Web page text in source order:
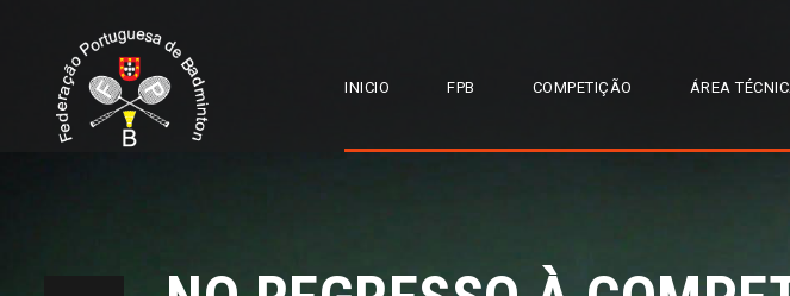
INICIO FPB COMPETIÇÃO ÁREA